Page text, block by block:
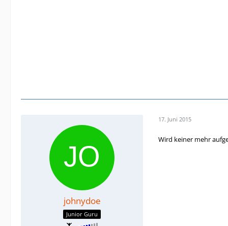
johnydoe
Junior Guru
17. Juni 2015
Wird keiner mehr